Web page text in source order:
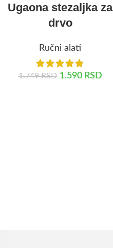
Ugaona stezaljka za
drvo
Ručni alati
1.749RSD 1.590 RSD